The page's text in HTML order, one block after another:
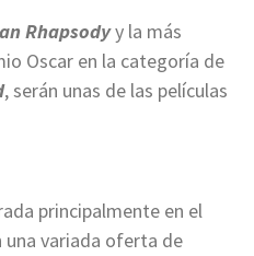
Rhapsodyy la más
Oscar en la categoría de
, serán unas de las películas
principalmente en el
variada oferta de